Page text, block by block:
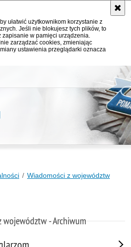
ułatwić użytkownikom korzystanie z
Jeśli nie blokujesz tych plików, to
w pamięci urządzenia.
zarządzać cookies, zmieniając
ustawienia przeglądarki oznacza
Wiadomości z województw
województw - Archiwum